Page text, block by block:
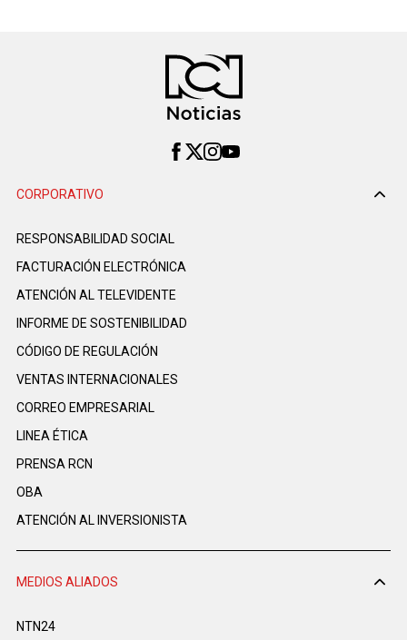
CORPORATIVO
RESPONSABILIDAD SOCIAL
FACTURACIÓN ELECTRÓNICA
ATENCIÓN AL TELEVIDENTE
INFORME DE SOSTENIBILIDAD
CÓDIGO DE REGULACIÓN
VENTAS INTERNACIONALES
CORREO EMPRESARIAL
LINEA ÉTICA
PRENSA RCN
OBA
ATENCIÓN AL INVERSIONISTA
MEDIOS ALIADOS
NTN24